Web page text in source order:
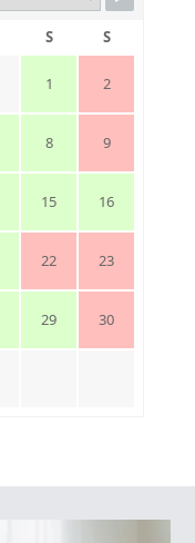
S S
1 2
8 9
15 16
22 23
29 30